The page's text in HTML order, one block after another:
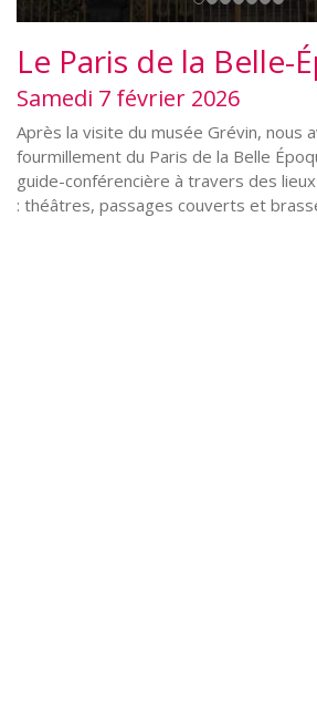
Le Paris de la Belle-
Samedi 7 février 2026
Après la visite du musée Grévin, nous
fourmillement du Paris de la Belle
guide-conférencière à travers des
: théâtres, passages couverts et